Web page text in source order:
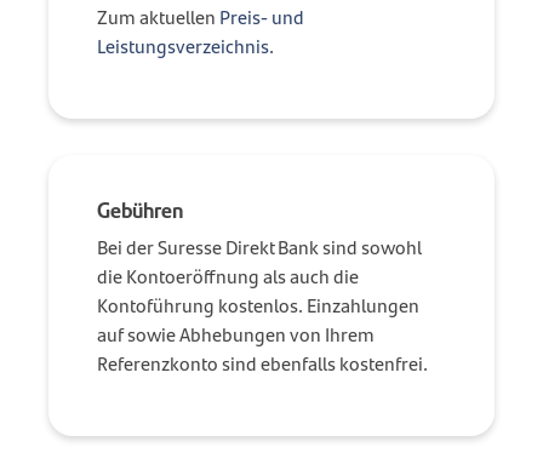
Zum aktuellen Preis- und
Leistungsverzeichnis.
Gebühren
Bei der Suresse Direkt Bank sind sowohl
die Kontoeröffnung als auch die
Kontoführung kostenlos. Einzahlungen
auf sowie Abhebungen von Ihrem
Referenzkonto sind ebenfalls kostenfrei.